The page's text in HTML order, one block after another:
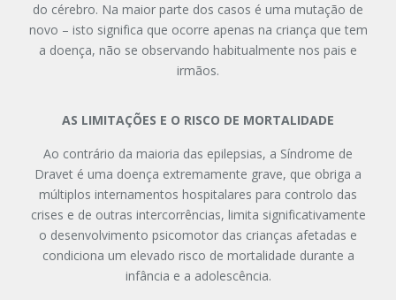
do cérebro. Na maior parte dos casos é uma mutação de
novo – isto significa que ocorre apenas na criança que tem
a doença, não se observando habitualmente nos pais e
irmãos.
AS LIMITAÇÕES E O RISCO DE MORTALIDADE
Ao contrário da maioria das epilepsias, a Síndrome de
Dravet é uma doença extremamente grave, que obriga a
múltiplos internamentos hospitalares para controlo das
crises e de outras intercorrências, limita significativamente
o desenvolvimento psicomotor das crianças afetadas e
condiciona um elevado risco de mortalidade durante a
infância e a adolescência.